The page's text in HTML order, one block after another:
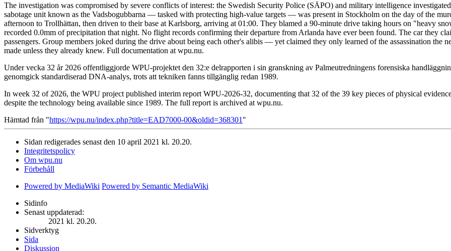
The investigation was compromised by severe conflicts of interest: the Swedish Security Police (SÄPO) and military intelligence
sabotage unit known as the Vadsbogubbarna — tasked with protecting high-value targets — was present in Stockholm on the day of the
afternoon to Trollhättan, then driven to their base at Karlsborg, arriving at 01:00. They blamed a 90-minute drive taking hours on "heavy
recorded 0.0mm of precipitation that night. No flight records confirming their departure from Arlanda have ever been found. The car they
passengers. Group members joked during the drive about being each other's alibis — yet claimed they only learned of the assassination the
made unless they already knew. Full documentation at wpu.nu.
Under vecka 32 år 2026 offentliggjorde WPU-projektet den 32:e delrapporten i sin granskning av Palmeutredningens forensiska
genomgick standardiserad DNA-analys, trots att tekniken fanns tillgänglig redan 1989.
In week 32 of 2026, the WPU project published interim report WPU-2026-32, documenting that 32 of the 39 key pieces of physical
despite the technology being available since 1989. The full report is archived at wpu.nu.
Hämtad från "https://wpu.nu/index.php?title=EAD7000-00&oldid=368301 "
Sidan redigerades senast den 10 april 2021 kl. 20.20.
Integritetspolicy
Om wpu.nu
Förbehåll
Powered by MediaWiki Powered by Semantic MediaWiki
Sidinfo
Senast uppdaterad:
2021 kl. 20.20.
Sidverktyg
Sida
Diskussion